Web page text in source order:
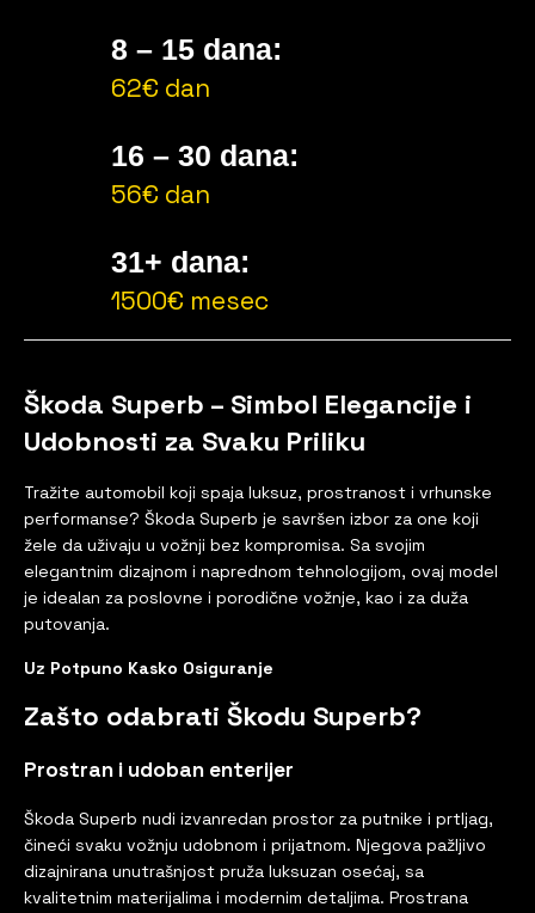
8 – 15 dana:
62€ dan
16 – 30 dana:
56€ dan
31+ dana:
1500€ mesec
Škoda Superb – Simbol Elegancije i
Udobnosti za Svaku Priliku
Tražite automobil koji spaja luksuz, prostranost i vrhunske
performanse? Škoda Superb je savršen izbor za one koji
žele da uživaju u vožnji bez kompromisa. Sa svojim
elegantnim dizajnom i naprednom tehnologijom, ovaj model
je idealan za poslovne i porodične vožnje, kao i za duža
putovanja.
Uz Potpuno Kasko Osiguranje
Zašto odabrati Škodu Superb?
Prostran i udoban enterijer
Škoda Superb nudi izvanredan prostor za putnike i prtljag,
čineći svaku vožnju udobnom i prijatnom. Njegova pažljivo
dizajnirana unutrašnjost pruža luksuzan osećaj, sa
kvalitetnim materijalima i modernim detaljima. Prostrana